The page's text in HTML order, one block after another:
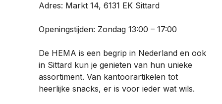
Adres: Markt 14, 6131 EK Sittard
Openingstijden: Zondag 13:00 – 17:00
De HEMA is een begrip in Nederland en ook
in Sittard kun je genieten van hun unieke
assortiment. Van kantoorartikelen tot
heerlijke snacks, er is voor ieder wat wils.